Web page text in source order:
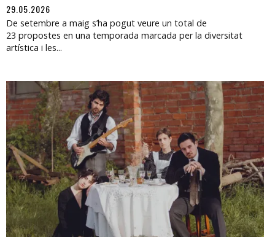
29.05.2026
De setembre a maig s’ha pogut veure un total de
23 propostes en una temporada marcada per la diversitat
artística i les...